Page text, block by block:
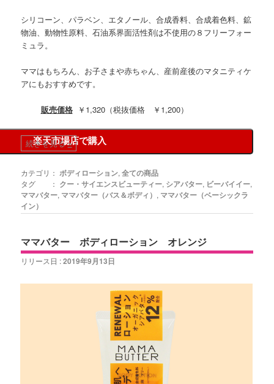
シリコーン、パラベン、エタノール、合成香料、合成着色料、鉱
物油、動物性原料、石油系界面活性剤は不使用の８フリーフォー
ミュラ。
ママはもちろん、お子さまや赤ちゃん、産前産後のマタニティケ
アにもおすすめです。
販売価格￥1,320（税抜価格 ￥1,200）
楽天市場店で購入
続きを見る»
カテゴリ： ボディローション,全ての商品
タグ ： クー・サイエンスビューティー, シアバター, ビーバイイー,
ママバター, ママバター（バス＆ボディ） , ママバター（ベーシックラ
イン）
ママバター ボディローション オレンジ
リリース日 :2019年9月13日